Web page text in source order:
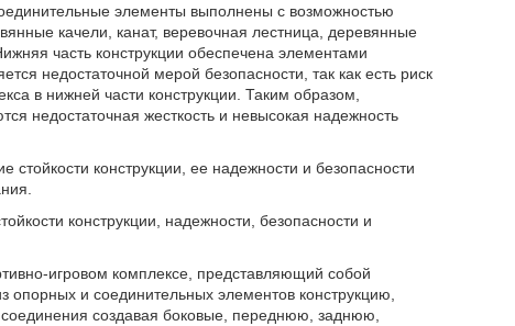
элементы выполнены с возможностью
качели, канат, веревочная лестница, деревянные
часть конструкции обеспечена элементами
недостаточной мерой безопасности, так как есть риск
в нижней части конструкции. Таким образом,
недостаточная жесткость и невысокая надежность
конструкции, ее надежности и безопасности
конструкции, надежности, безопасности и
игровом комплексе, представляющий собой
и соединительных элементов конструкцию,
создавая боковые, переднюю, заднюю,